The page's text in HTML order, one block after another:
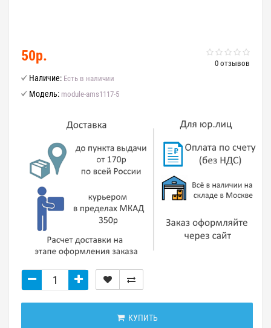
0 отзывов
50р.
Наличие: Есть в наличии
Модель: module-ams1117-5
КУПИТЬ